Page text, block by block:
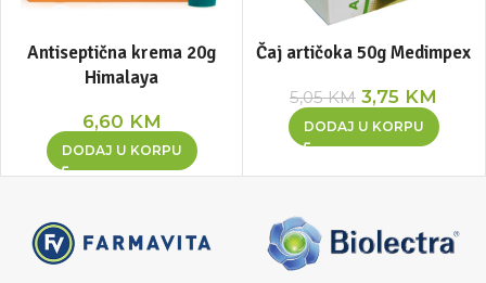
Antiseptična krema 20g
Himalaya
6,60 KM
DODAJ U KORPU
Čaj artičoka 50g Medimpex
5,05KM 3,75 KM
DODAJ U KORPU